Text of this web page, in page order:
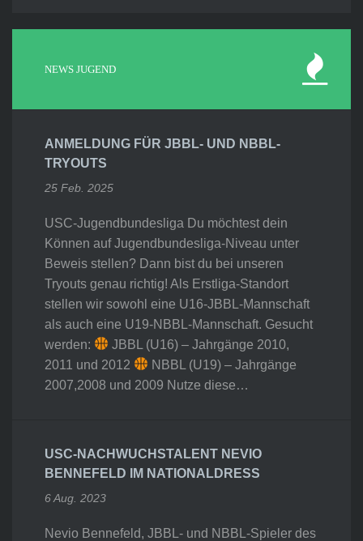
NEWS JUGEND
ANMELDUNG FÜR JBBL- UND NBBL-
TRYOUTS
25 Feb. 2025
USC-Jugendbundesliga Du möchtest dein
Können auf Jugendbundesliga-Niveau unter
Beweis stellen? Dann bist du bei unseren
Tryouts genau richtig! Als Erstliga-Standort
stellen wir sowohl eine U16-JBBL-Mannschaft
als auch eine U19-NBBL-Mannschaft. Gesucht
werden:
JBBL (U16) – Jahrgänge 2010,
2011 und 2012
NBBL (U19) – Jahrgänge
2007,2008 und 2009 Nutze diese…
USC-NACHWUCHSTALENT NEVIO
BENNEFELD IM NATIONALDRESS
6 Aug. 2023
Nevio Bennefeld, JBBL- und NBBL-Spieler des